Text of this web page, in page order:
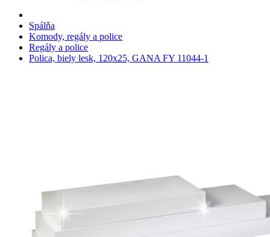
Spálňa
Komody, regály a police
Regály a police
Polica, biely lesk, 120x25, GANA FY 11044-1